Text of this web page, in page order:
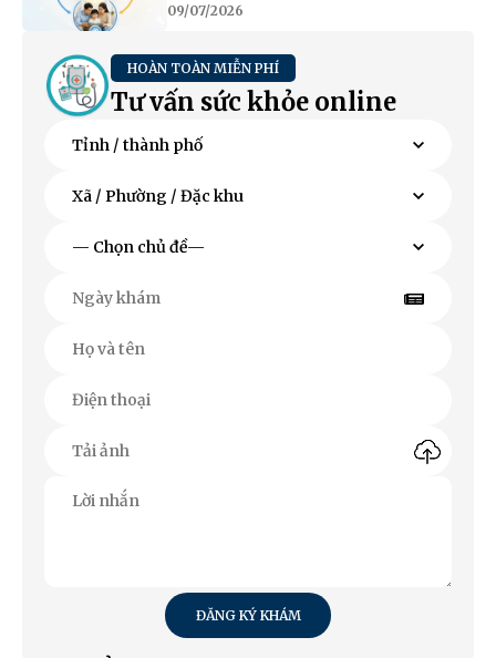
09/07/2026
HOÀN TOÀN MIỄN PHÍ
Tư vấn sức khỏe online
ĐĂNG KÝ KHÁM